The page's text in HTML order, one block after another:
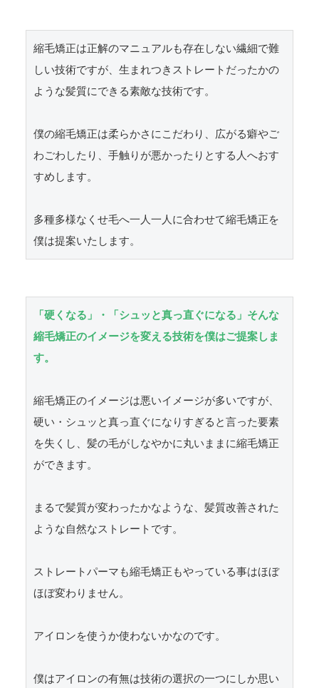
縮毛矯正は正解のマニュアルも存在しない繊細で難
しい技術ですが、生まれつきストレートだったかの
ような髪質にできる素敵な技術です。
僕の縮毛矯正は柔らかさにこだわり、広がる癖やご
わごわしたり、手触りが悪かったりとする人へおす
すめします。
多種多様なくせ毛へ一人一人に合わせて縮毛矯正を
僕は提案いたします。
「硬くなる」・「シュッと真っ直ぐになる」そんな
縮毛矯正のイメージを変える技術を僕はご提案しま
す。
縮毛矯正のイメージは悪いイメージが多いですが、
硬い・シュッと真っ直ぐになりすぎると言った要素
を失くし、髪の毛がしなやかに丸いままに縮毛矯正
ができます。
まるで髪質が変わったかなような、髪質改善された
ような自然なストレートです。
ストレートパーマも縮毛矯正もやっている事はほぼ
ほぼ変わりません。
アイロンを使うか使わないかなのです。
僕はアイロンの有無は技術の選択の一つにしか思い